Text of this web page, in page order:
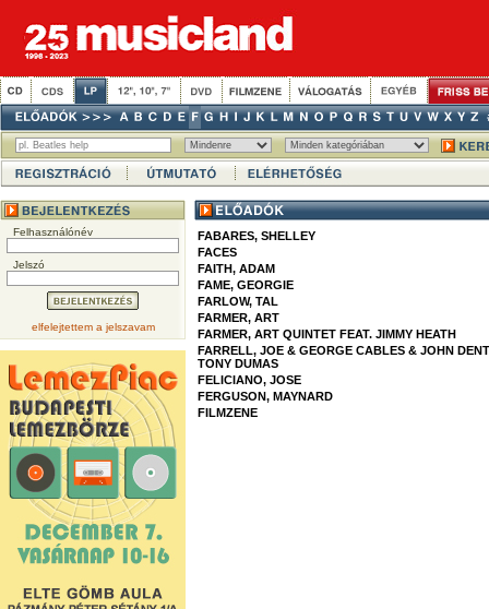
Felhasználónév
Jelszó
elfelejtettem a jelszavam
FABARES, SHELLEY
FACES
FAITH, ADAM
FAME, GEORGIE
FARLOW, TAL
FARMER, ART
FARMER, ART QUINTET FEAT. JIMMY HEATH
FARRELL, JOE & GEORGE CABLES & JOHN
TONY DUMAS
FELICIANO, JOSE
FERGUSON, MAYNARD
FILMZENE